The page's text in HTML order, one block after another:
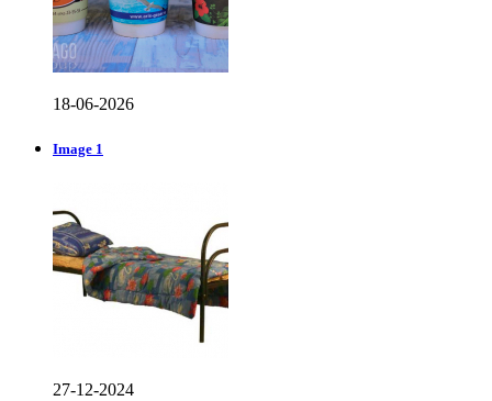
18-06-2026
Image 1
27-12-2024